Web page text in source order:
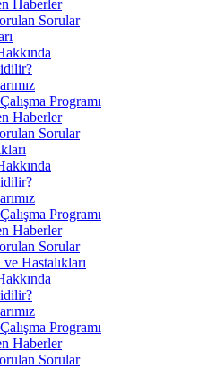
Haberler
Sorular
Programı
Haberler
Sorular
Programı
Haberler
Sorular
Hastalıkları
Programı
Haberler
Sorular